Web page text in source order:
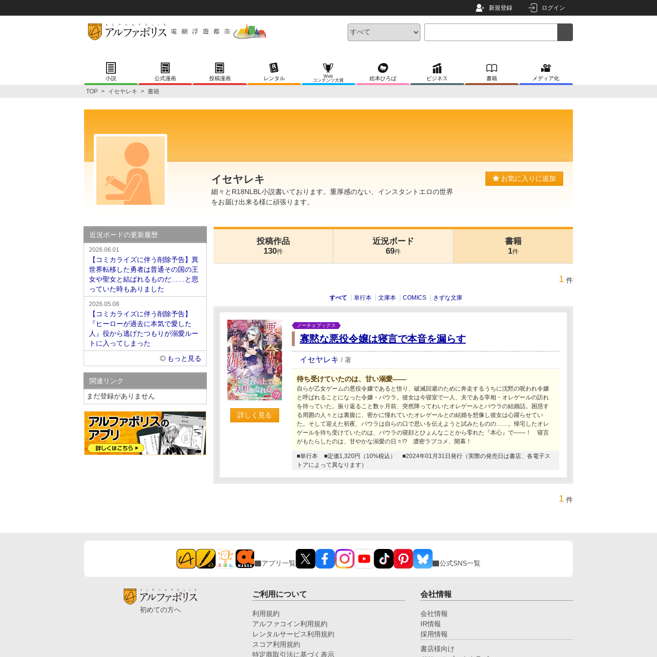
新規登録 ログイン
小説 公式漫画 投稿漫画 レンタル
Web
コンテンツ大賞
絵本ひろば ビジネス 書籍 メディア化
TOP > イセヤレキ > 書籍
イセヤレキ
細々とR18NLBL小説書いております。重厚感のない、インスタントエロの世界
をお届け出来る様に頑張ります。
お気に入りに追加
投稿作品
130件
近況ボード
69件
書籍
1件
1 件
すべて 単行本 文庫本 COMICS きずな文庫
詳しく見る
ノーチェブックス
寡黙な悪役令嬢は寝言で本音を漏らす
イセヤレキ / 著
待ち受けていたのは、甘い溺愛――
自らが乙女ゲームの悪役令嬢であると悟り、破滅回避のために奔走するうちに沈黙の呪われ令嬢
と呼ばれることになった令嬢・パウラ。彼女は今寝室で一人、夫である宰相・オレゲールの訪れ
を待っていた。振り返ること数ヶ月前、突然降ってわいたオレゲールとパウラの結婚話。困惑す
る周囲の人々とは裏腹に、密かに憧れていたオレゲールとの結婚を想像し彼女は心躍らせてい
た。そして迎えた初夜、パウラは自らの口で思いを伝えようと試みたものの……。帰宅したオレ
ゲールを待ち受けていたのは、パウラの寝顔とひょんなことから零れた『本心』で――！ 寝言
がもたらしたのは、甘やかな溺愛の日々!? 濃密ラブコメ、開幕！
■単行本 ■定価1,320円（10%税込）
■2024年01月31日発行（実際の発売日は書店、各電子ス
トアによって異なります）
1 件
近況ボードの更新履歴
2026.06.01
【コミカライズに伴う削除予告】異
世界転移した勇者は普通その国の王
女や聖女と結ばれるものだ……と思
っていた時もありました
2026.05.08
【コミカライズに伴う削除予告】
『ヒーローが過去に本気で愛した
人』役から逃げたつもりが溺愛ルー
トに入ってしまった
もっと見る
関連リンク
まだ登録がありません
アプリ一覧 公式SNS一覧
初めての方へ
ご利用について
利用規約
アルファコイン利用規約
レンタルサービス利用規約
スコア利用規約
特定商取引法に基づく表示
会社情報
会社情報
IR情報
採用情報
書店様向け